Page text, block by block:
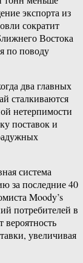
экспорта из
сократит
Востока
по поводу
два главных
сталкиваются
нетерпимости
поставок и
система
за последние 40
Moody’s
потребителей в
увеличивая